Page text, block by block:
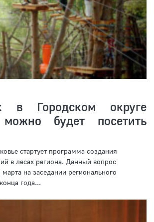
в Городском округе
будет посетить
стартует программа создания
в лесах региона. Данный вопрос
на заседании регионального
года...